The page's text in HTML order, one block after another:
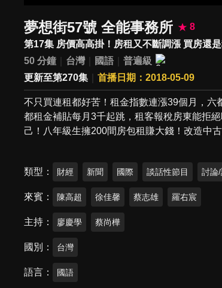
夢想街57號 全能事務所
8
第17集 房價高高掛！房租又不斷調漲 買房還
50 分鐘
台灣 國語
普遍級
更新至第270集
首播日期：2018-05-09
不只買連租都好苦！租金指數連漲39個月，
都租金補貼每月3千起跳，租客報稅房東能拒
己！八年級生擁200間房包租賺大錢！改造中
類型 財經 新聞 國際 談話性節目 討論
來賓 陳高超 徐佳馨 蔡志雄 羅右宸
主持 廖慶學 蔡尚樺
國別 台灣
語言 國語